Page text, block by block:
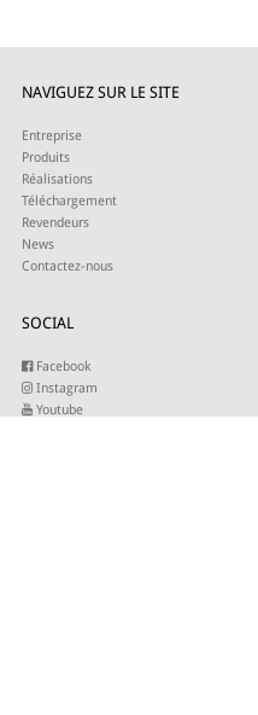
NAVIGUEZ SUR LE SITE
Entreprise
Produits
Réalisations
Téléchargement
Revendeurs
News
Contactez-nous
SOCIAL
Facebook
Instagram
Youtube